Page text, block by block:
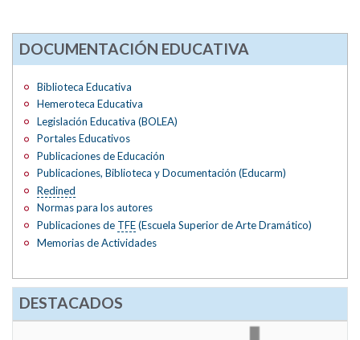
DOCUMENTACIÓN EDUCATIVA
Biblioteca Educativa
Hemeroteca Educativa
Legislación Educativa (BOLEA)
Portales Educativos
Publicaciones de Educación
Publicaciones, Biblioteca y Documentación (Educarm)
Redined
Normas para los autores
Publicaciones de TFE(Escuela Superior de Arte Dramático)
Memorias de Actividades
DESTACADOS